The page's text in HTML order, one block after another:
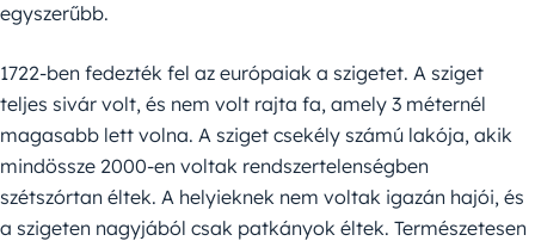
egyszerűbb.
1722-ben fedezték fel az európaiak a szigetet. A sziget
teljes sivár volt, és nem volt rajta fa, amely 3 méternél
magasabb lett volna. A sziget csekély számú lakója, akik
mindössze 2000-en voltak rendszertelenségben
szétszórtan éltek. A helyieknek nem voltak igazán hajói, és
a szigeten nagyjából csak patkányok éltek. Természetesen